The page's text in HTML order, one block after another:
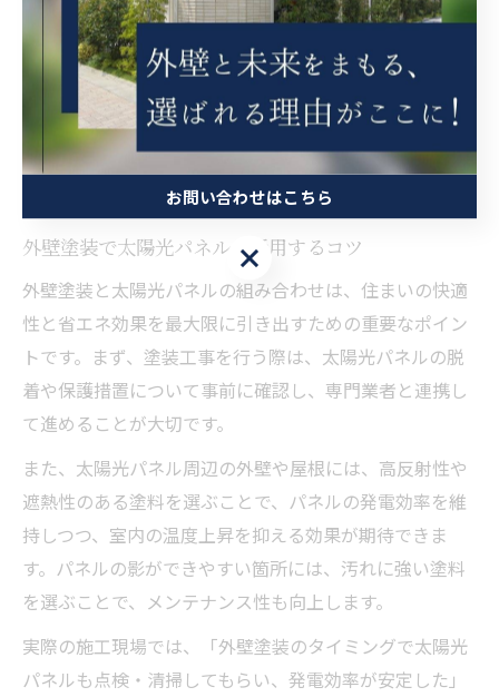
実例として、遮熱塗料や光反射性の高い塗料を外壁に使
用した住宅では、夏場の室内温度が約2～3度低下し、
「エアコンの稼働時間が減った」との声もあります。快
適空間づくりには、塗料選びと施工方法の両面からアプ
ローチすることがポイントです。
外壁塗装で太陽光パネルを活用するコツ
外壁塗装と太陽光パネルの組み合わせは、住まいの快適
性と省エネ効果を最大限に引き出すための重要なポイン
トです。まず、塗装工事を行う際は、太陽光パネルの脱
着や保護措置について事前に確認し、専門業者と連携し
て進めることが大切です。
また、太陽光パネル周辺の外壁や屋根には、高反射性や
遮熱性のある塗料を選ぶことで、パネルの発電効率を維
持しつつ、室内の温度上昇を抑える効果が期待できま
す。パネルの影ができやすい箇所には、汚れに強い塗料
を選ぶことで、メンテナンス性も向上します。
実際の施工現場では、「外壁塗装のタイミングで太陽光
パネルも点検・清掃してもらい、発電効率が安定した」
お問い合わせはこちら
お問い合わせはこちら